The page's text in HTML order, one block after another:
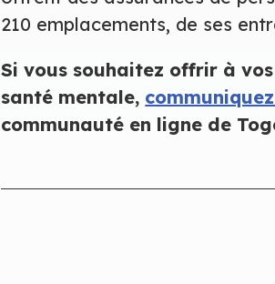
210 emplacements, de ses
Si vous souhaitez offrir à
santé mentale,
communauté en ligne de